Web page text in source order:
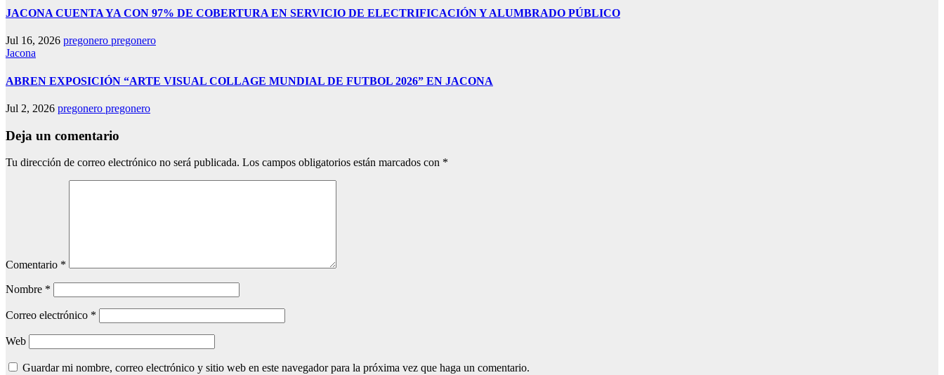
JACONA CUENTA YA CON 97% DE COBERTURA EN SERVICIO DE ELECTRIFICACIÓN Y ALUMBRADO PÚBLICO
Jul 16, 2026 pregonero pregonero
Jacona
ABREN EXPOSICIÓN “ARTE VISUAL COLLAGE MUNDIAL DE FUTBOL 2026” EN JACONA
Jul 2, 2026 pregonero pregonero
Deja un comentario
Tu dirección de correo electrónico no será publicada. Los campos obligatorios están marcados con *
Comentario *
Nombre *
Correo electrónico *
Web
Guardar mi nombre, correo electrónico y sitio web en este navegador para la próxima vez que haga un comentario.